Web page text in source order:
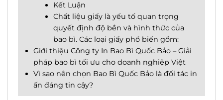
Kết Luận
Chất liệu giấy là yếu tố quan trọng
quyết định độ bền và hình thức của
bao bì. Các loại giấy phổ biến gồm:
Giới thiệu Công ty In Bao Bì Quốc Bảo – Giải
pháp bao bì tối ưu cho doanh nghiệp Việt
Vì sao nên chọn Bao Bì Quốc Bảo là đối tác in
ấn đáng tin cậy?